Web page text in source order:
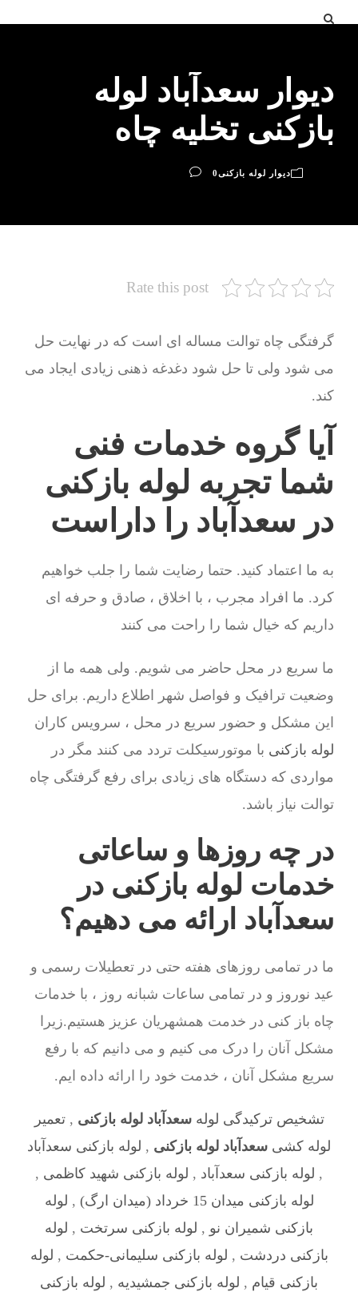
دیوار سعدآباد لوله
بازکنی تخلیه چاه
دیوار لوله بازکنی0
Rate this post
گرفتگی چاه توالت مساله ای است که در نهایت حل
می شود ولی تا حل شود دغدغه ذهنی زیادی ایجاد می
کند.
آیا گروه خدمات فنی
شما تجربه لوله بازکنی
در سعدآباد را داراست
به ما اعتماد کنید. حتما رضایت شما را جلب خواهیم
کرد. ما افراد مجرب ، با اخلاق ، صادق و حرفه ای
داریم که خیال شما را راحت می کنند
ما سریع در محل حاضر می شویم. ولی همه ما از
وضعیت ترافیک و فواصل شهر اطلاع داریم. برای حل
این مشکل و حضور سریع در محل ، سرویس کاران
لوله بازکنی با موتورسیکلت تردد می کنند مگر در
مواردی که دستگاه های زیادی برای رفع گرفتگی چاه
توالت نیاز باشد.
در چه روزها و ساعاتی
خدمات لوله بازکنی در
سعدآباد ارائه می دهیم؟
ما در تمامی روزهای هفته حتی در تعطیلات رسمی و
عید نوروز و در تمامی ساعات شبانه روز ، با خدمات
چاه باز کنی در خدمت همشهریان عزیز هستیم.زیرا
مشکل آنان را درک می کنیم و می دانیم که با رفع
سریع مشکل آنان ، خدمت خود را ارائه داده ایم.
تشخیص ترکیدگی لولهسعدآباد لوله بازکنی ,تعمیر
لوله کشی سعدآباد لوله بازکنی , لوله بازکنی سعدآباد
, لوله بازکنی سعدآباد , لوله بازکنی شهید کاظمی ,
لوله بازکنی میدان 15 خرداد (میدان ارگ)
, لوله
بازکنی شمیران نو , لوله بازکنی سرتخت , لوله
بازکنی دردشت , لوله بازکنی سلیمانی-حکمت , لوله
بازکنی قیام , لوله بازکنی جمشیدیه , لوله بازکنی